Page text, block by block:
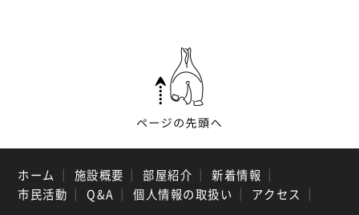
ホーム ｜ 施設概要 ｜ 部屋紹介 ｜ 新着情報 ｜
市民活動 ｜ Q&A ｜ 個人情報の取扱い ｜ アクセス ｜